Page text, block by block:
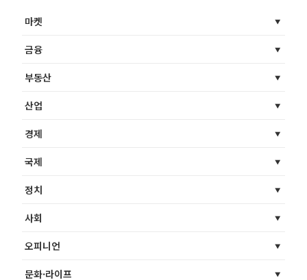
마켓
금융
부동산
산업
경제
국제
정치
사회
오피니언
문화·라이프